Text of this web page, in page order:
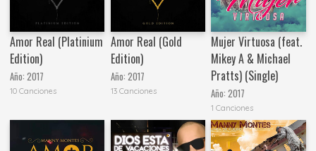
Amor Real (Platinium
Edition)
Año:2017
10 Canciones
Amor Real (Gold
Edition)
Año: 2017
13 Canciones
Mujer Virtuosa (feat.
Mikey A & Michael
Pratts) (Single)
Año:2017
1 Canciones